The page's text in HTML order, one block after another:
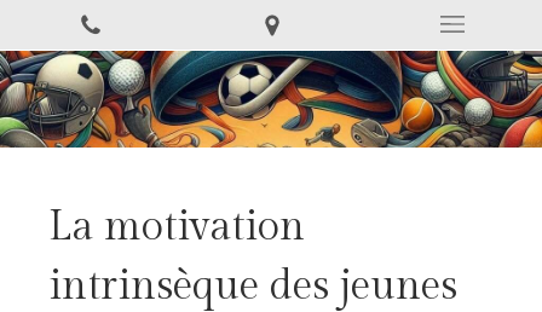
La motivation
intrinsèque des jeunes